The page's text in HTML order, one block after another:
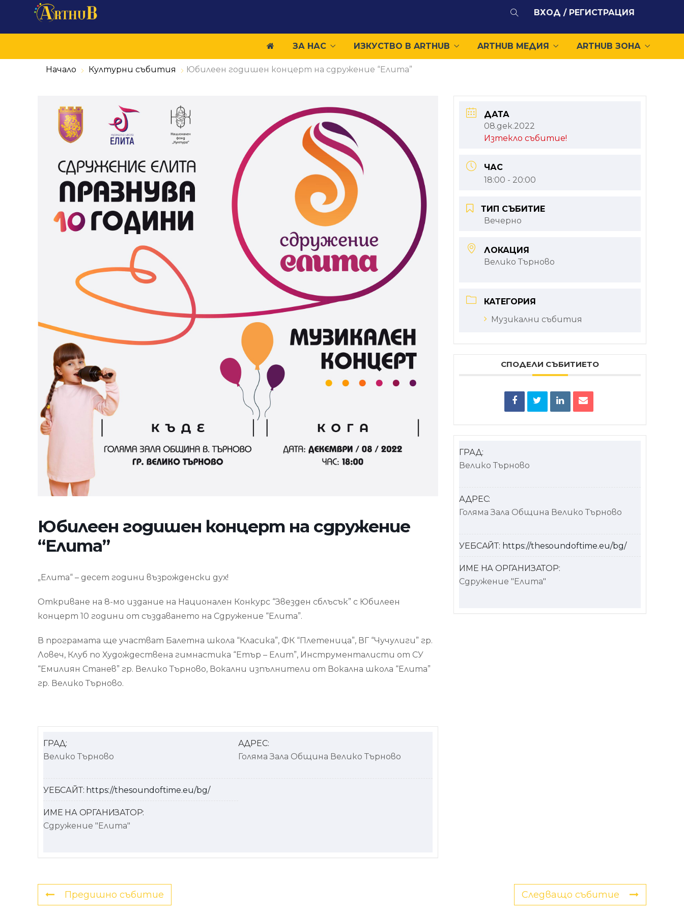
ВХОД / РЕГИСТРАЦИЯ
ЗА НАС ИЗКУСТВО В ARTHUB ARTHUB МЕДИЯ ARTHUB ЗОНА
Начало Културни събития Юбилеен годишен концерт на сдружение “Елита”
Юбилеен годишен концерт на сдружение
“Елита”
„Елита“ – десет години възрожденски дух!
Откриване на 8-мо издание на Национален Конкурс “Звезден сблъсък” с Юбилеен
концерт 10 години от създаването на Сдружение “Елита”.
В програмата ще участват Балетна школа “Класика”, ФК “Плетеница”, ВГ “Чучулиги” гр.
Ловеч, Клуб по Худождествена гимнастика “Етър – Елит”, Инструменталисти от СУ
“Емилиян Станев” гр. Велико Търново, Вокални изпълнители от Вокална школа “Елита”
гр. Велико Търново.
ГРАД:
Велико Търново
АДРЕС:
Голяма Зала Община Велико Търново
УЕБСАЙТ: https://thesoundoftime.eu/bg/
ИМЕ НА ОРГАНИЗАТОР:
Сдружение "Елита"
ДАТА
08.дек.2022
Изтекло събитие!
ЧАС
18:00 - 20:00
ТИП СЪБИТИЕ
Вечерно
ЛОКАЦИЯ
Велико Търново
КАТЕГОРИЯ
Музикални събития
СПОДЕЛИ СЪБИТИЕТО
ГРАД:
Велико Търново
АДРЕС:
Голяма Зала Община Велико Търново
УЕБСАЙТ: https://thesoundoftime.eu/bg/
ИМЕ НА ОРГАНИЗАТОР:
Сдружение "Елита"
Предишно събитие Следващо събитие